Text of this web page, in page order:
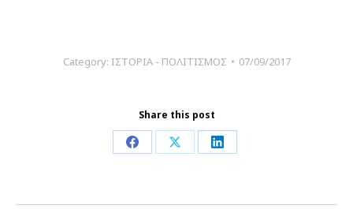
Category: ΙΣΤΟΡΙΑ - ΠΟΛΙΤΙΣΜΟΣ 07/09/2017
Share this post
Share
Facebook
Share
X
Share
LinkedIn